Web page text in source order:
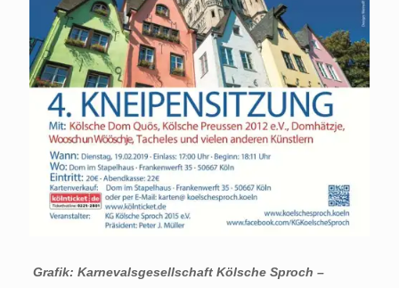
Grafik: Karnevalsgesellschaft Kölsche Sproch –